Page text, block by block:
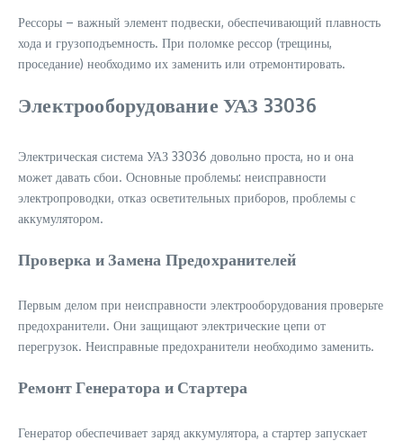
Рессоры – важный элемент подвески, обеспечивающий плавность
хода и грузоподъемность. При поломке рессор (трещины,
проседание) необходимо их заменить или отремонтировать.
Электрооборудование УАЗ 33036
Электрическая система УАЗ 33036 довольно проста, но и она
может давать сбои. Основные проблемы: неисправности
электропроводки, отказ осветительных приборов, проблемы с
аккумулятором.
Проверка и Замена Предохранителей
Первым делом при неисправности электрооборудования проверьте
предохранители. Они защищают электрические цепи от
перегрузок. Неисправные предохранители необходимо заменить.
Ремонт Генератора и Стартера
Генератор обеспечивает заряд аккумулятора, а стартер запускает